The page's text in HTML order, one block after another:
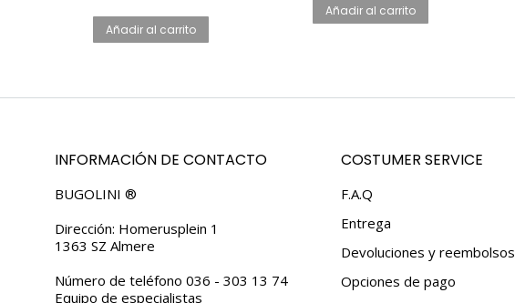
Añadir al carrito
Añadir al carrito
INFORMACIÓN DE CONTACTO
BUGOLINI ®
Dirección: Homerusplein 1
1363 SZ Almere
Número de teléfono 036 - 303 13 74
Equipo de especialistas
COSTUMER SERVICE
F.A.Q
Entrega
Devoluciones y reembolsos
Opciones de pago